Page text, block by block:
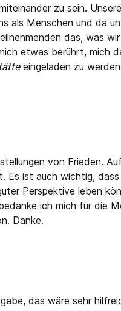
zu sein.
als Menschen und da
das, was
etwas berührt, mich
eingeladen zu
von Frieden.
ist auch wichtig,
Perspektive leben
ich mich für die
Danke.
das wäre sehr